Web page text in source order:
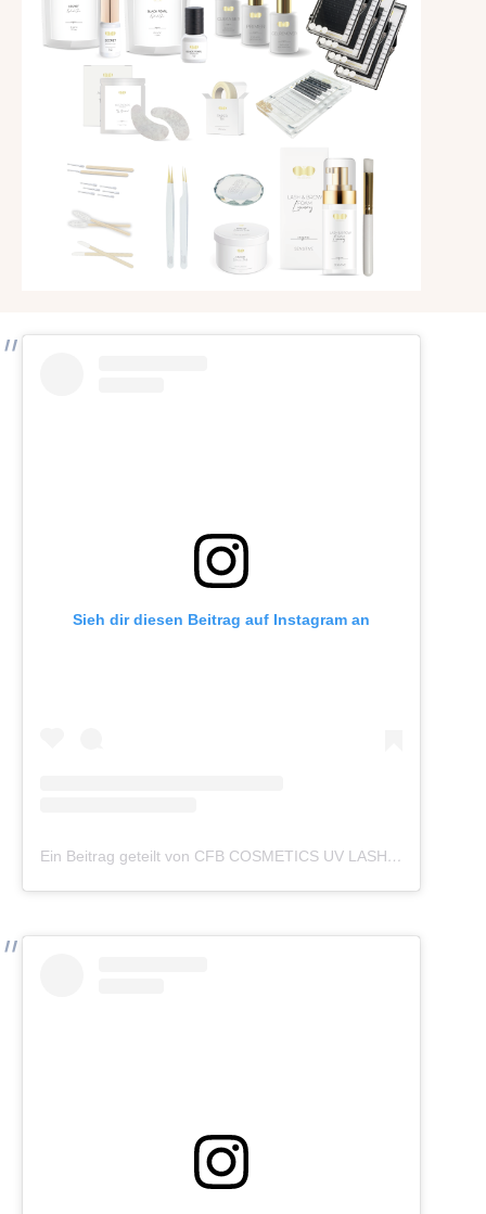
Sieh dir diesen Beitrag auf Instagram an
Ein Beitrag geteilt von CFB COSMETICS UV LASHES (@cfb_cosmetics_germany)